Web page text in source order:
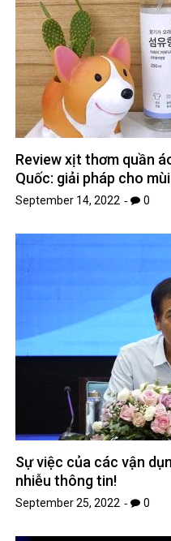
Review xịt thơm quần
Quốc: giải pháp cho
September 14, 2022 0
Sự việc của các vận
nhiễu thông tin!
September 25, 2022 0